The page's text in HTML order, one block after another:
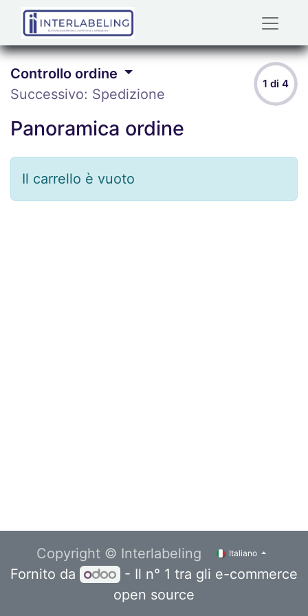
Controllo ordine
Successivo: Spedizione
1 di 4
Panoramica ordine
Il carrello è vuoto
Copyright © Interlabeling Italiano
Fornito da - Il n° 1 tra gli e-commerce
open source